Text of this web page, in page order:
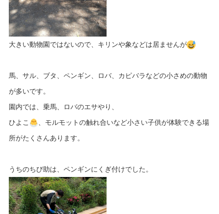
大きい動物園ではないので、キリンや象などは居ませんが
馬、サル、ブタ、ペンギン、ロバ、カピバラなどの小さめの動物
が多いです。
園内では、乗馬、ロバのエサやり、
ひよこ
、モルモットの触れ合いなど小さい子供が体験できる場
所がたくさんあります。
うちのちび助は、ペンギンにくぎ付けでした。